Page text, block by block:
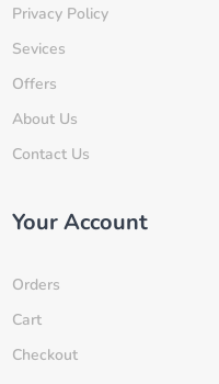
Privacy Policy
Sevices
Offers
About Us
Contact Us
Your Account
Orders
Cart
Checkout